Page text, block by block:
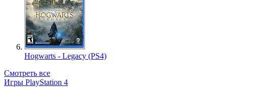
Hogwarts - Legacy (PS4)
Смотреть все
Игры PlayStation 4